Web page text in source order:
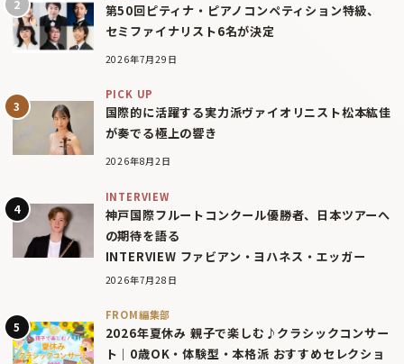
第50回ピティナ・ピアノコンペティション特級、
セミファイナリスト6名が決定
2026年7月29日
PICK UP
国際的に活躍する実力派ヴァイオリニスト松本紘佳
が奏でる極上の響き
2026年8月2日
INTERVIEW
神戸国際フルートコンクール優勝者、日本ツアーへ
の期待を語る
INTERVIEW ファビアン・ヨハネス・エッガー
2026年7月28日
FROM編集部
2026年夏休み 親子で楽しむ♪クラシックコンサー
ト｜0歳OK・体験型・本格派 おすすめセレクショ